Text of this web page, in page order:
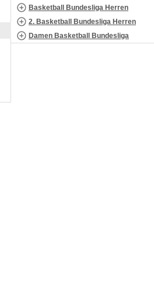
Basketball Bundesliga Herren
2. Basketball Bundesliga Herren
Damen Basketball Bundesliga